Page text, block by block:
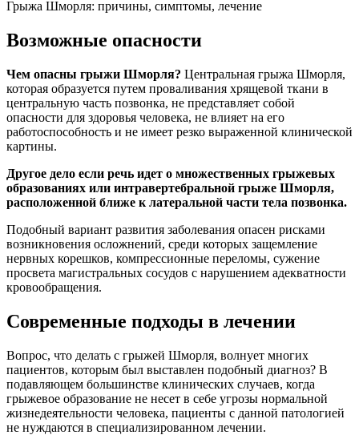
Грыжа Шморля: причины, симптомы, лечение
Возможные опасности
Чем опасны грыжи Шморля? Центральная грыжа Шморля,
которая образуется путем проваливания хрящевой ткани в
центральную часть позвонка, не представляет собой
опасности для здоровья человека, не влияет на его
работоспособность и не имеет резко выраженной клинической
картины.
Другое дело если речь идет о множественных грыжевых
образованиях или интравертебральной грыже Шморля,
расположенной ближе к латеральной части тела позвонка.
Подобный вариант развития заболевания опасен рисками
возникновения осложнений, среди которых защемление
нервных корешков, компрессионные переломы, сужение
просвета магистральных сосудов с нарушением адекватности
кровообращения.
Современные подходы в лечении
Вопрос, что делать с грыжей Шморля, волнует многих
пациентов, которым был выставлен подобный диагноз? В
подавляющем большинстве клинических случаев, когда
грыжевое образование не несет в себе угрозы нормальной
жизнедеятельности человека, пациенты с данной патологией
не нуждаются в специализированном лечении.